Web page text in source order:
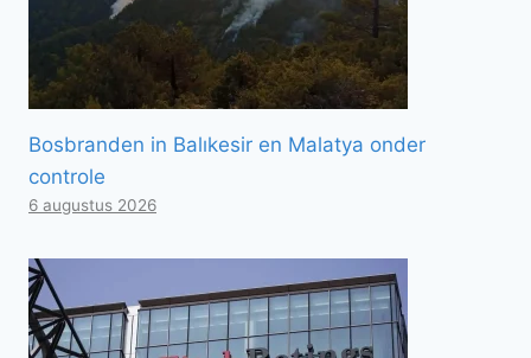
Bosbranden in Balıkesir en Malatya onder
controle
6 augustus 2026